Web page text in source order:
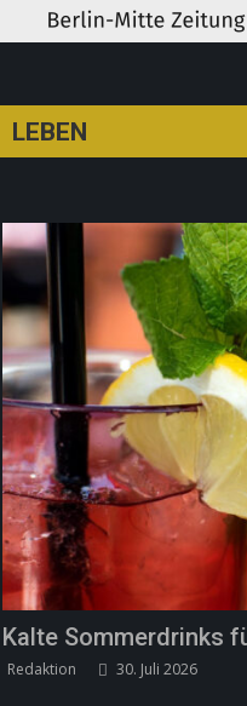
Fête de la
Team/
LEBEN
Kalte Sommerdrinks
Redaktion 30. Juli 2026